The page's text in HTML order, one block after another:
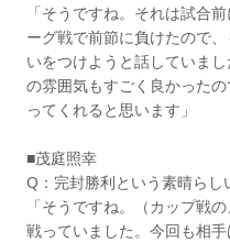
「そうですね。それは試合
ーグ戦で前節に負けたので
いをつけようと話していま
の雰囲気もすごく良かった
ってくれると思います」
■茂庭照幸
Q：完封勝利という素晴らし
「そうですね。（カップ戦
戦っていました。今回も相